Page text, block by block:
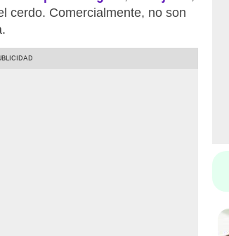
cerdo. Comercialmente, no son